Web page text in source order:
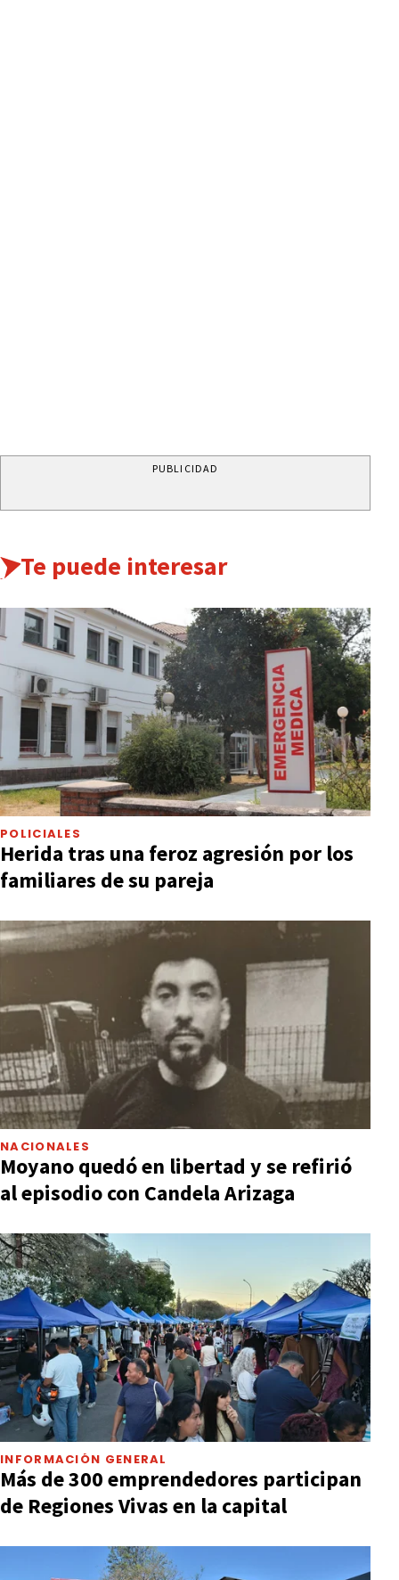
PUBLICIDAD
Te puede interesar
POLICIALES
Herida tras una feroz agresión por los
familiares de su pareja
NACIONALES
Moyano quedó en libertad y se refirió
al episodio con Candela Arizaga
INFORMACIÓN GENERAL
Más de 300 emprendedores participan
de Regiones Vivas en la capital